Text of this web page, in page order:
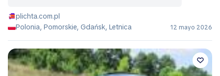
plichta.com.pl
Polonia, Pomorskie, Gdańsk, Letnica
12 mayo 2026